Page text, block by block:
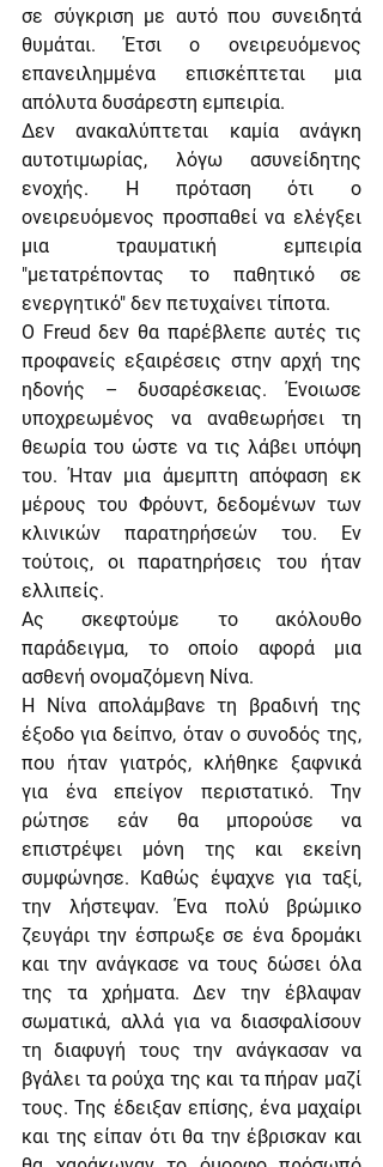
σε σύγκριση με αυτό που συνειδητά
θυμάται. Έτσι ο ονειρευόμενος
επανειλημμένα επισκέπτεται μια
απόλυτα δυσάρεστη εμπειρία.
Δεν ανακαλύπτεται καμία ανάγκη
αυτοτιμωρίας, λόγω ασυνείδητης
ενοχής. Η πρόταση ότι ο
ονειρευόμενος προσπαθεί να ελέγξει
μια τραυματική εμπειρία
"μετατρέποντας το παθητικό σε
ενεργητικό" δεν πετυχαίνει τίποτα.
Ο Freud δεν θα παρέβλεπε αυτές τις
προφανείς εξαιρέσεις στην αρχή της
ηδονής – δυσαρέσκειας. Ένοιωσε
υποχρεωμένος να αναθεωρήσει τη
θεωρία του ώστε να τις λάβει υπόψη
του. Ήταν μια άμεμπτη απόφαση εκ
μέρους του Φρόυντ, δεδομένων των
κλινικών παρατηρήσεών του. Εν
τούτοις, οι παρατηρήσεις του ήταν
ελλιπείς.
Ας σκεφτούμε το ακόλουθο
παράδειγμα, το οποίο αφορά μια
ασθενή ονομαζόμενη Νίνα.
Η Νίνα απολάμβανε τη βραδινή της
έξοδο για δείπνο, όταν ο συνοδός της,
που ήταν γιατρός, κλήθηκε ξαφνικά
για ένα επείγον περιστατικό. Την
ρώτησε εάν θα μπορούσε να
επιστρέψει μόνη της και εκείνη
συμφώνησε. Καθώς έψαχνε για ταξί,
την λήστεψαν. Ένα πολύ βρώμικο
ζευγάρι την έσπρωξε σε ένα δρομάκι
και την ανάγκασε να τους δώσει όλα
της τα χρήματα. Δεν την έβλαψαν
σωματικά, αλλά για να διασφαλίσουν
τη διαφυγή τους την ανάγκασαν να
βγάλει τα ρούχα της και τα πήραν μαζί
τους. Της έδειξαν επίσης, ένα μαχαίρι
και της είπαν ότι θα την έβρισκαν και